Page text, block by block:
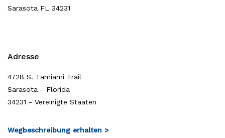
Sarasota FL 34231
Adresse
4728 S. Tamiami Trail
Sarasota - Florida
34231 - Vereinigte Staaten
Wegbeschreibung erhalten >